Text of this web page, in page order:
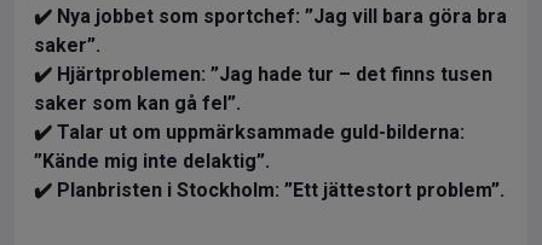
✔️ Nya jobbet som sportchef: ”Jag vill bara göra bra
saker”.
✔️ Hjärtproblemen: ”Jag hade tur – det finns tusen
saker som kan gå fel”.
✔️ Talar ut om uppmärksammade guld-bilderna:
”Kände mig inte delaktig”.
✔️ Planbristen i Stockholm: ”Ett jättestort problem”.